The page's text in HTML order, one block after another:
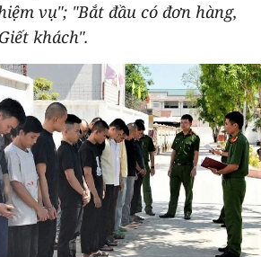
vụ"; "Bắt đầu có đơn hàng,
khách".